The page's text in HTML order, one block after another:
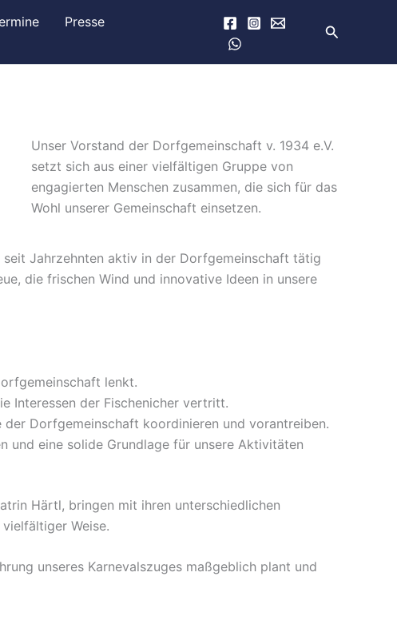
Presse
Suchen
Unser Vorstand der Dorfgemeinschaft v. 1934 e.V.
setzt sich aus einer vielfältigen Gruppe von
engagierten Menschen zusammen, die sich für das
Wohl unserer Gemeinschaft einsetzen.
Jahrzehnten aktiv in der Dorfgemeinschaft tätig
die frischen Wind und innovative Ideen in unsere
lenkt.
Interessen der Fischenicher vertritt.
der Dorfgemeinschaft koordinieren und vorantreiben.
und eine solide Grundlage für unsere Aktivitäten
Härtl, bringen mit ihren unterschiedlichen
Weise.
unseres Karnevalszuges maßgeblich plant und